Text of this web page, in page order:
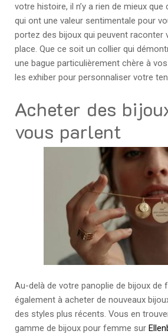
votre histoire, il n’y a rien de mieux
qui ont une valeur sentimentale pour
portez des bijoux qui peuvent raconter
place. Que ce soit un collier qui
une bague particulièrement chère à
les exhiber pour personnaliser votre
Acheter des
vous parlent
Au-delà de votre panoplie de bijoux de
également à acheter de nouveaux
des styles plus récents. Vous en
gamme de bijoux pour femme sur